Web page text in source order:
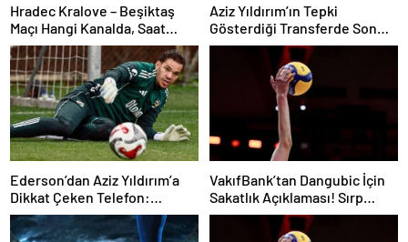
Hradec Kralove – Beşiktaş
Maçı Hangi Kanalda, Saat
Kaçta, Şifresiz Mi?
Aziz Yıldırım’ın Tepki
Gösterdiği Transferde Son
Durum! Oyuncunun Geleceği
Ederson’dan Aziz Yıldırım’a
Dikkat Çeken Telefon:
“Fenerbahçe’de Kalmak
İstiyorum” Mesajı
VakıfBank’tan Dangubic İçin
Sakatlık Açıklaması! Sırp
Yıldız Ameliyat Olacak